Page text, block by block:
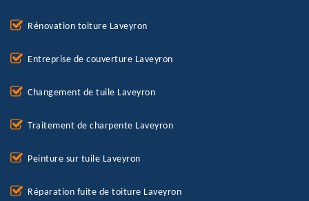
Rénovation toiture Laveyron
Entreprise de couverture Laveyron
Changement de tuile Laveyron
Traitement de charpente Laveyron
Peinture sur tuile Laveyron
Réparation fuite de toiture Laveyron